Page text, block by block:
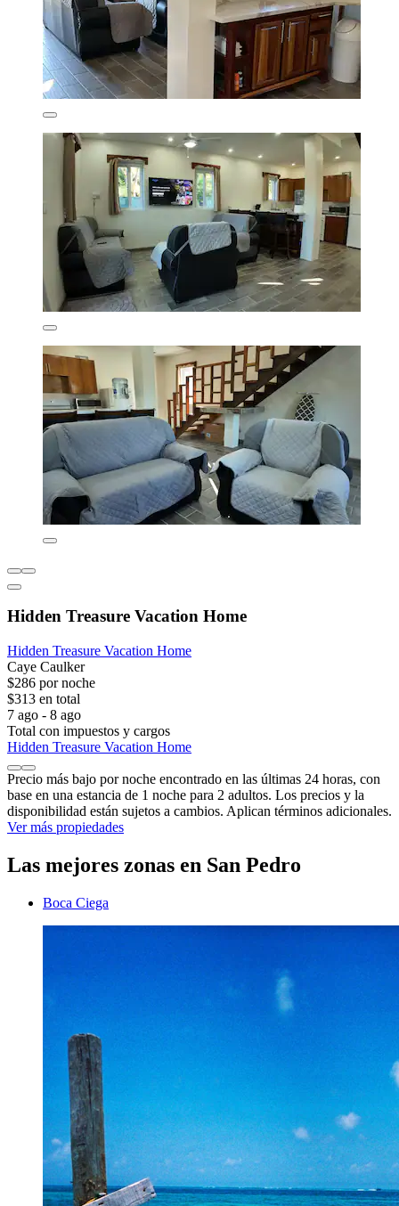
Hidden Treasure Vacation Home
Hidden Treasure Vacation Home
Caye Caulker
$286 por noche
$313 en total
7 ago - 8 ago
Total con impuestos y cargos
Hidden Treasure Vacation Home
Precio más bajo por noche encontrado en las últimas 24 horas, con
base en una estancia de 1 noche para 2 adultos. Los precios y la
disponibilidad están sujetos a cambios. Aplican términos adicionales.
Ver más propiedades
Las mejores zonas en San Pedro
Boca Ciega